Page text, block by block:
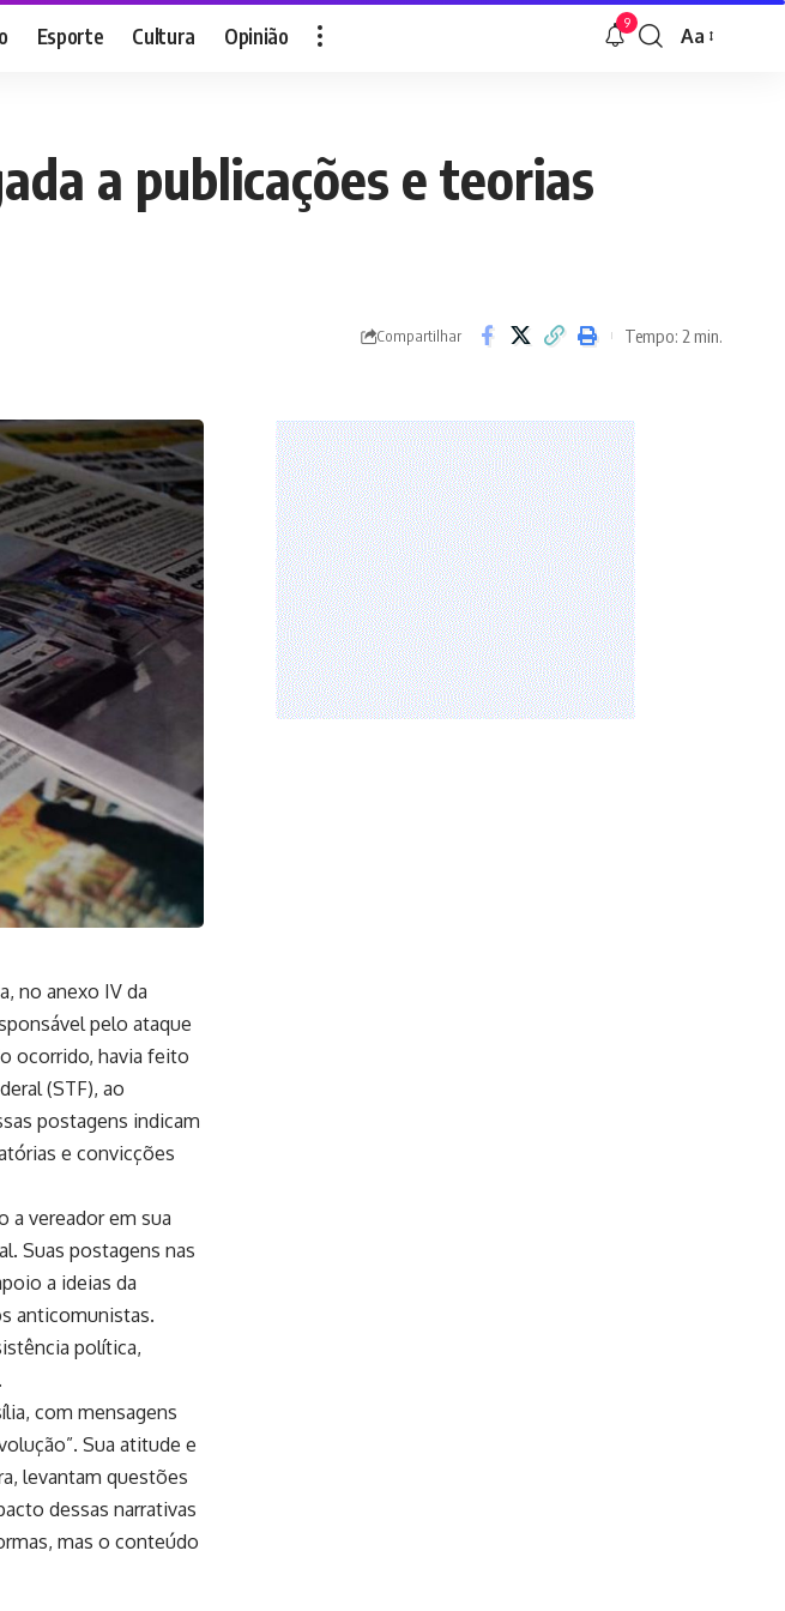
Esporte Cultura Opinião 9
Font
Aa
a publicações e teorias
Compartilhar Tempo: 2 min.
no anexo IV da
pelo ataque
ocorrido, havia feito
(STF), ao
postagens indicam
e convicções
vereador em sua
Suas postagens nas
a ideias da
anticomunistas.
política,
com mensagens
Sua atitude e
levantam questões
dessas narrativas
mas o conteúdo